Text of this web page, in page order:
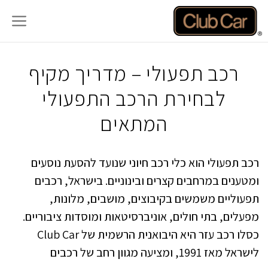
לדלג
לתוכן
רכב תפעולי – מדריך מקיף
לבחירת הרכב התפעולי
המתאים
רכב תפעולי הוא כלי רכב חיוני שנועד להסעת נוסעים
ומטענים במרחבים קצרים ובינוניים. בישראל, רכבים
תפעוליים משמשים בקיבוצים, מושבים, מלונות,
מפעלים, בתי חולים, אוניברסיטאות ומוסדות ציבוריים.
כסלו רכב עזר היא היבואנית הרשמית של Club Car
לישראל מאז 1991, ומציעה מגוון רחב של רכבים